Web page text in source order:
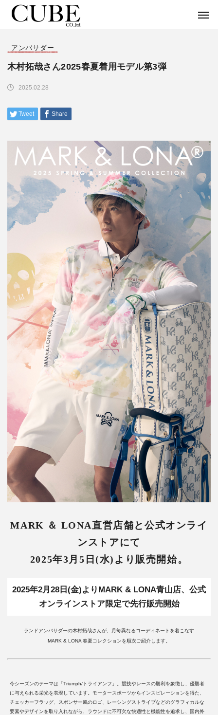
アンバサダー
木村拓哉さん2025春夏着用モデル第3弾
2025.02.28
MARK ＆ LONA直営店舗と公式オンライ
ンストアにて
2025年3月5日(水)より販売開始。
2025年2月28日(金)よりMARK & LONA青山店、公式
オンラインストア限定で先行販売開始
ランドアンバサダーの木村拓哉さんが、月毎異なるコーディネートを着こなす
MARK & LONA 春夏コレクションを順次ご紹介します。
今シーズンのテーマは「Triumph/トライアンフ」。競技やレースの勝利を象徴し、優勝者
に与えられる栄光を表現しています。モータースポーツからインスピレーションを得た、
チェッカーフラッグ、スポンサー風のロゴ、レーシングストライプなどのグラフィカルな
要素やデザインを取り入れながら、ラウンドに不可欠な快適性と機能性を追求し、国内外